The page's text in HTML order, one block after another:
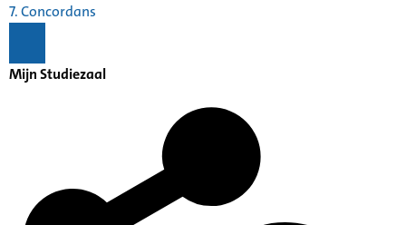
7. Concordans
Mijn Studiezaal